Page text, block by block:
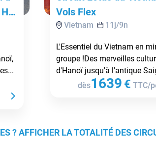
Vols Flex
Vietnam 11 j/9n
L'Essentiel du Vietnam en
groupe !Des merveilles
d'Hanoï jusqu'à l'antique
dès1639 € TTC/
? AFFICHER LA TOTALITÉ DES